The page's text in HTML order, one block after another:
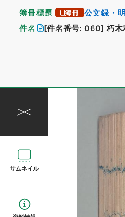
簿冊標題 簿冊 公文録・
件名 [件名番号: 060] 朽木
サムネイル